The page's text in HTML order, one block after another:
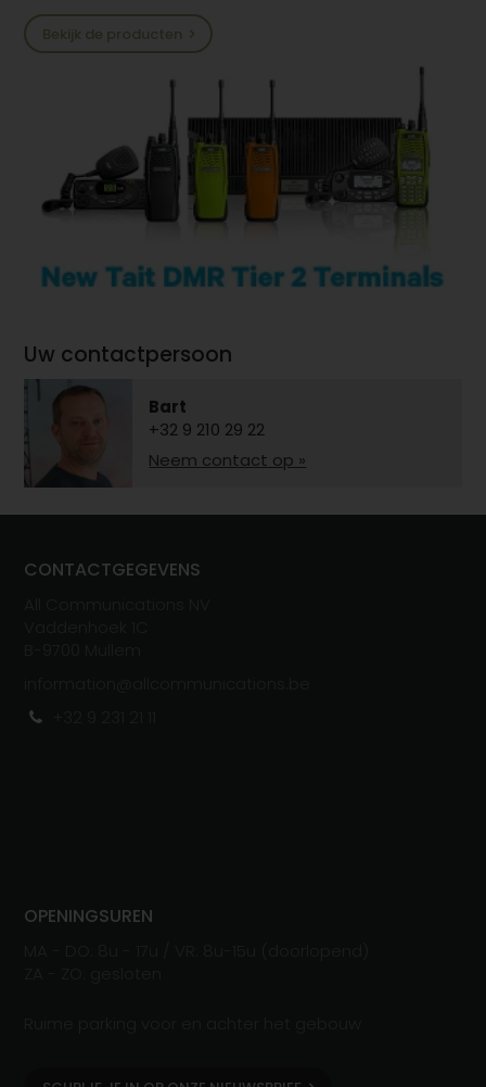
Bekijk de producten
Uw contactpersoon
Bart
+32 9 210 29 22
Neem contact op »
CONTACTGEGEVENS
OPENINGSUREN